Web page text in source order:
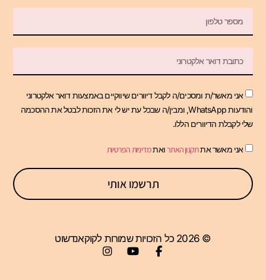
אני מאשר/ת ומסכים/ה לקבל דיוורים שיווקיים באמצעות דואר אלקטרוני
והודעות WhatsApp, ומבין/ה שבכל עת יש לי את הזכות לבטל את ההסכמה
שלי לקבלת הדיוורים הללו.
אני מאשר אתתקנון האתרואתמדיניות הפרטיות
תרשמו אותי
© 2026 כל הזכויות שמורות לקוקאנדשוט